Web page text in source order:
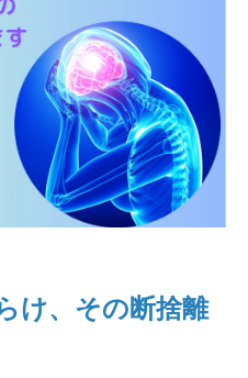
け、その断捨離